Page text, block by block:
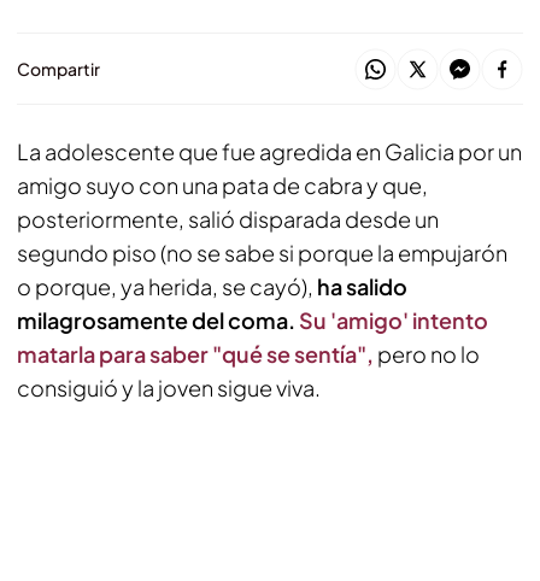
Compartir
La adolescente que fue agredida en Galicia por un
amigo suyo con una pata de cabra y que,
posteriormente, salió disparada desde un
segundo piso (no se sabe si porque la empujarón
o porque, ya herida, se cayó), ha salido
milagrosamente del coma. Su 'amigo' intento
matarla para saber "qué se sentía", pero no lo
consiguió y la joven sigue viva.